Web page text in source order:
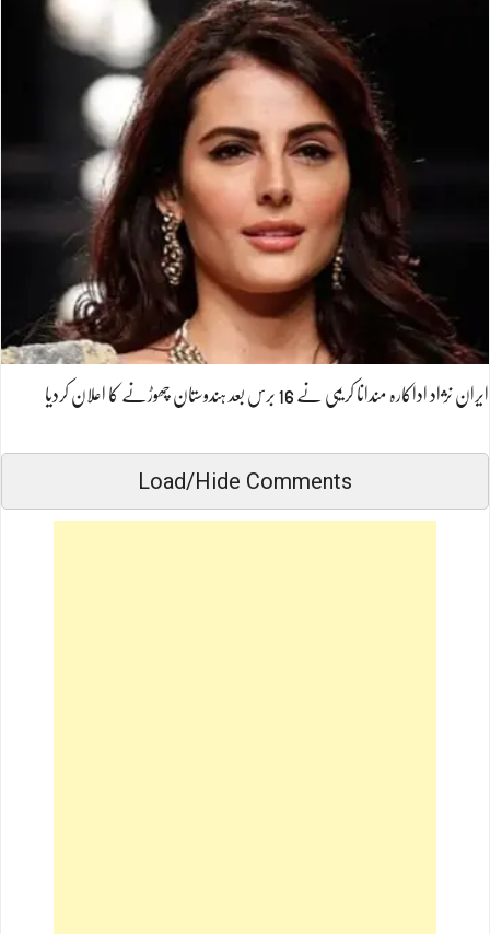
ایران نژاد اداکارہ مندانا کریمی نے 16 برس بعد ہندوستان چھوڑنے کا اعلان کردیا
Load/Hide Comments